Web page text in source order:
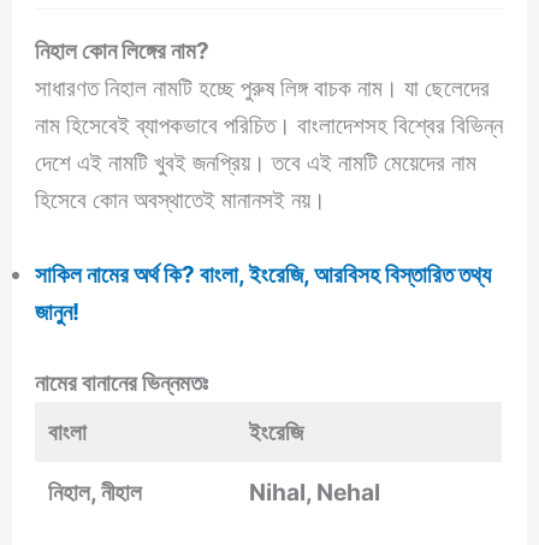
নিহাল কোন লিঙ্গের নাম?
সাধারণত নিহাল নামটি হচ্ছে পুরুষ লিঙ্গ বাচক নাম। যা ছেলেদের
নাম হিসেবেই ব্যাপকভাবে পরিচিত। বাংলাদেশসহ বিশ্বের বিভিন্ন
দেশে এই নামটি খুবই জনপ্রিয়। তবে এই নামটি মেয়েদের নাম
হিসেবে কোন অবস্থাতেই মানানসই নয়।
সাকিল নামের অর্থ কি? বাংলা, ইংরেজি, আরবিসহ বিস্তারিত তথ্য
জানুন!
নামের বানানের ভিন্নমতঃ
বাংলা
ইংরেজি
নিহাল, নীহাল Nihal, Nehal